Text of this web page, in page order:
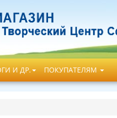
И ДР. ПОКУПАТЕЛЯМ